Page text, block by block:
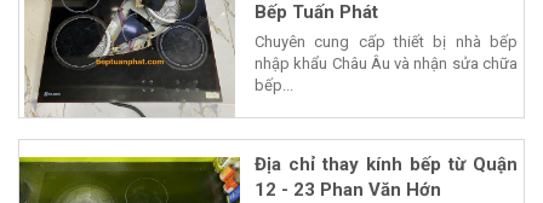
Bếp Tuấn Phát
Chuyên cung cấp thiết bị nhà bếp
nhập khẩu Châu Âu và nhận sửa chữa
bếp...
Địa chỉ thay kính bếp từ Quận
12 - 23 Phan Văn Hớn